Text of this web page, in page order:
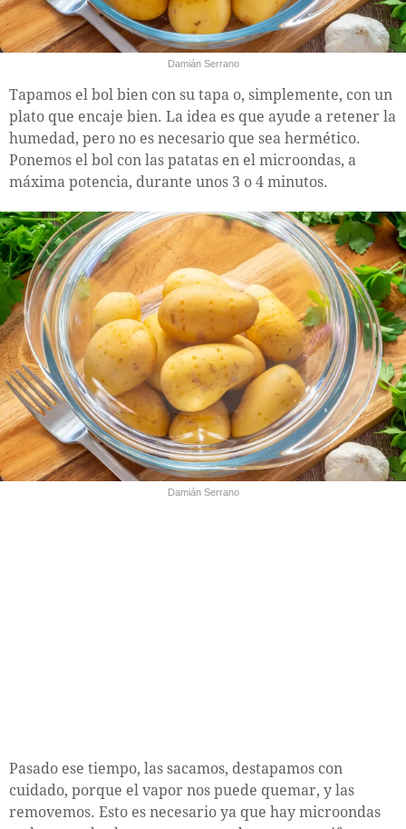
Damián Serrano
Tapamos el bol bien con su tapa o, simplemente, con un
plato que encaje bien. La idea es que ayude a retener la
humedad, pero no es necesario que sea hermético.
Ponemos el bol con las patatas en el microondas, a
máxima potencia, durante unos 3 o 4 minutos.
Damián Serrano
Pasado ese tiempo, las sacamos, destapamos con
cuidado, porque el vapor nos puede quemar, y las
removemos. Esto es necesario ya que hay microondas